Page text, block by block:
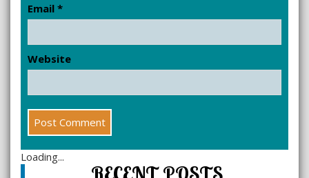
Email *
Website
Loading...